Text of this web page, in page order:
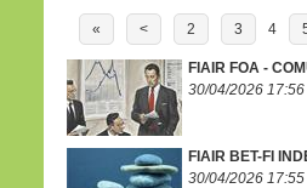
« < 2 3 4
FIAIR FOA -
30/04/2026 17:56
FIAIR BET-FI
30/04/2026 17:55